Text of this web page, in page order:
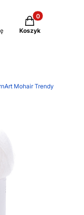
Produkty w
Koszyk
Mohair Trendy